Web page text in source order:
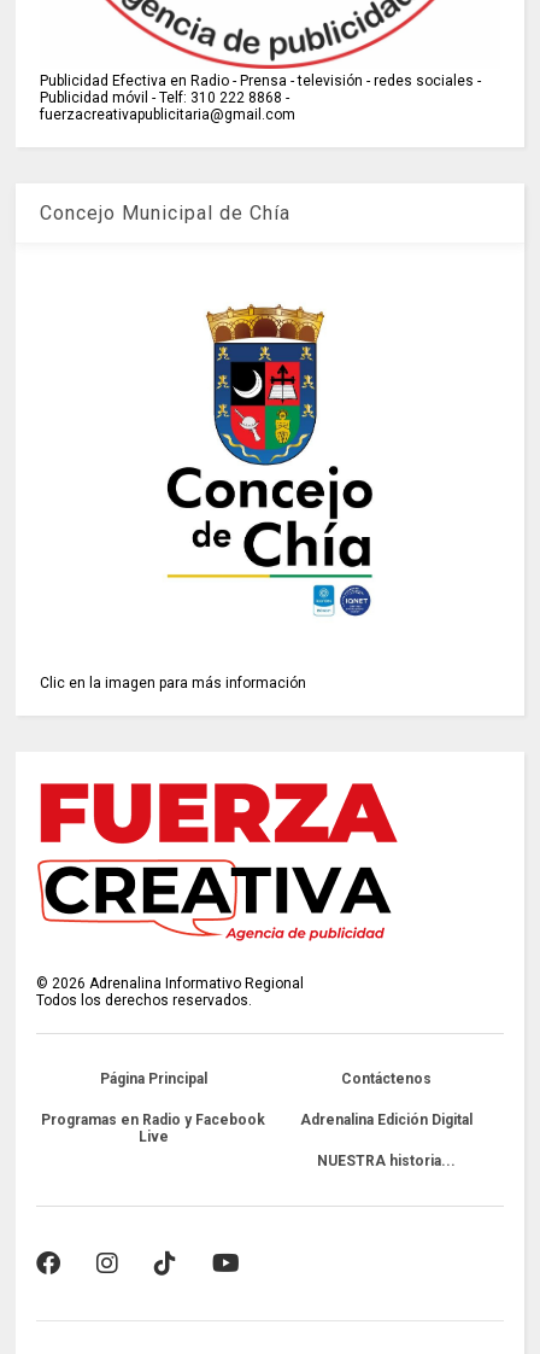
Publicidad Efectiva en Radio - Prensa - televisión - redes sociales -
Publicidad móvil - Telf: 310 222 8868 -
fuerzacreativapublicitaria@gmail.com
Concejo Municipal de Chía
Clic en la imagen para más información
©2026 Adrenalina Informativo Regional
Todos los derechos reservados.
Página Principal Contáctenos
Programas en Radio y Facebook
Live
Adrenalina Edición Digital
NUESTRA historia...